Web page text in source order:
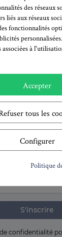
Remise
Prix
-
16,90
15% 14,37
à la
S'inscrire
confidentialité
des réseaux
liés aux réseaux
fonctionnalités
à
Accepter
tous les
Configurer
Politique